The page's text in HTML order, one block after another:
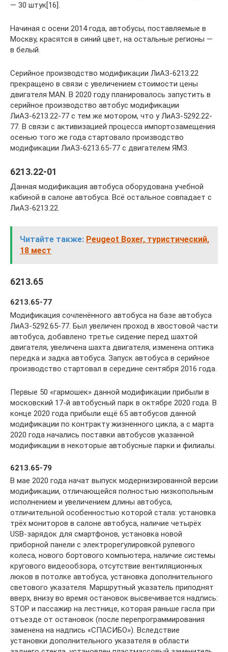
— 30 штук[16].
Начиная с осени 2014 года, автобусы, поставляемые в
Москву, красятся в синий цвет, на остальные регионы —
в белый.
Серийное производство модификации ЛиАЗ-6213.22
прекращено в связи с увеличением стоимости цены
двигателя MAN. В 2020 году планировалось запустить в
серийное производство автобус модификации
ЛиАЗ-6213.22-77 с тем же мотором, что у ЛиАЗ-5292.22-
77. В связи с активизацией процесса импортозамещения
осенью того же года стартовало производство
модификации ЛиАЗ-6213.65-77 с двигателем ЯМЗ.
6213.22-01
Данная модификация автобуса оборудована учебной
кабиной в салоне автобуса. Всё остальное совпадает с
ЛиАЗ-6213.22.
Читайте также: Peugeot Boxer, туристический,
18 мест
6213.65
6213.65-77
Модификация сочленённого автобуса на базе автобуса
ЛиАЗ-5292.65-77. Был увеличен проход в хвостовой части
автобуса, добавлено третье сидение перед шахтой
двигателя, увеличена шахта двигателя, изменена оптика
передка и задка автобуса. Запуск автобуса в серийное
производство стартовал в середине сентября 2016 года.
Первые 50 «гармошек» данной модификации прибыли в
московский 17-й автобусный парк в октябре 2020 года. В
конце 2020 года прибыли ещё 65 автобусов данной
модификации по контракту жизненного цикла, а с марта
2020 года начались поставки автобусов указанной
модификации в некоторые автобусные парки и филиалы.
6213.65-79
В мае 2020 года начат выпуск модернизированной версии
модификации, отличающейся полностью низкопольным
исполнением и увеличением длины автобуса,
отличительной особенностью которой стала: установка
трёх мониторов в салоне автобуса, наличие четырёх
USB-зарядок для смартфонов, установка новой
приборной панели с электрорегулировкой рулевого
колеса, нового бортового компьютера, наличие системы
кругового видеообзора, отсутствие вентиляционных
люков в потолке автобуса, установка дополнительного
светового указателя. Маршрутный указатель приподнят
вверх, внизу во время остановок высвечивается надпись:
STOP и пассажир на лестнице, которая раньше гасла при
отъезде от остановок (после перепрограммирования
заменена на надпись «СПАСИБО»). Вследствие
установки дополнительного указателя в области